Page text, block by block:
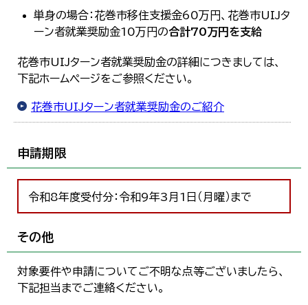
単身の場合：花巻市移住支援金60万円、花巻市UIJタ
ーン者就業奨励金10万円の合計70万円を支給
花巻市UIJターン者就業奨励金の詳細につきましては、
下記ホームページをご参照ください。
花巻市UIJターン者就業奨励金のご紹介
申請期限
令和8年度受付分：令和9年3月1日（月曜）まで
その他
対象要件や申請についてご不明な点等ございましたら、
下記担当までご連絡ください。